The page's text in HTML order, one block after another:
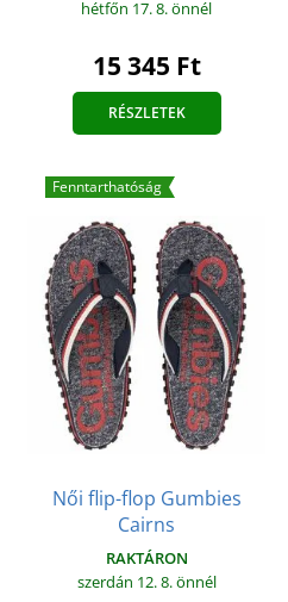
hétfőn 17. 8.önnél
15 345 Ft
RÉSZLETEK
Fenntarthatóság
Női flip-flop Gumbies
Cairns
RAKTÁRON
szerdán 12. 8.önnél